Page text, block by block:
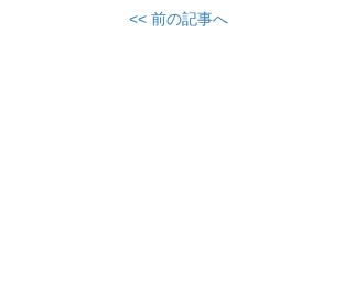
<< 前の記事へ